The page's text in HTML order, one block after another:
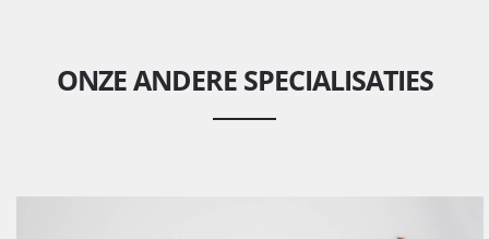
ONZE ANDERE SPECIALISATIES